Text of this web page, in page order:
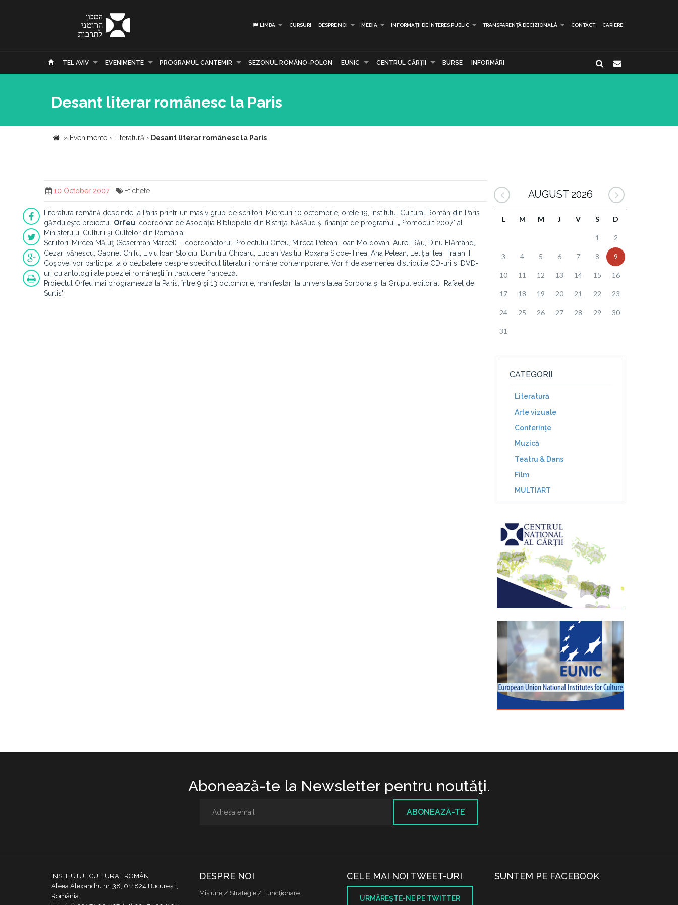
LIMBA CURSURI DESPRE NOI MEDIA INFORMAȚII DE INTERES PUBLIC TRANSPARENȚĂ DECIZIONALĂ CONTACT CARIERE
TEL AVIV EVENIMENTE PROGRAMUL CANTEMIR SEZONUL ROMÂNO-POLON EUNIC CENTRUL CĂRŢII BURSE INFORMĂRI
Desant literar românesc la Paris
» Evenimente › Literatură › Desant literar românesc la Paris
10 October 2007 Etichete
Literatura română descinde la Paris printr-un masiv grup de scriitori. Miercuri 10 octombrie, orele 19, Institutul Cultural Român din Paris
găzduieşte proiectul Orfeu , coordonat de Asociaţia Bibliopolis din Bistriţa-Năsăud şi finanţat de programul „Promocult 2007" al
Ministerului Culturii şi Cultelor din România.
Scriitorii Mircea Măluţ (Seserman Marcel) – coordonatorul Proiectului Orfeu, Mircea Petean, Ioan Moldovan, Aurel Rău, Dinu Flămând,
Cezar Ivănescu, Gabriel Chifu, Liviu Ioan Stoiciu, Dumitru Chioaru, Lucian Vasiliu, Roxana Sicoe-Tirea, Ana Petean, Letiţia Ilea, Traian T.
Coşovei vor participa la o dezbatere despre specificul literaturii române contemporane. Vor fi de asemenea distribuite CD-uri si DVD-
uri cu antologii ale poeziei româneşti în traducere franceză.
Proiectul Orfeu mai programează la Paris, între 9 şi 13 octombrie, manifestări la universitatea Sorbona şi la Grupul editorial „Rafael de
Surtis".
AUGUST 2026
L M M J V S D
1 2
3 4 5 6 7 8 9
10 11 12 13 14 15 16
17 18 19 20 21 22 23
24 25 26 27 28 29 30
31
CATEGORII
Literatură
Arte vizuale
Conferinţe
Muzică
Teatru & Dans
Film
MULTIART
Abonează-te la Newsletter pentru noutăţi.
ABONEAZĂ-TE
INSTITUTUL CULTURAL ROMÂN
Aleea Alexandru nr. 38, 011824 București,
România
DESPRE NOI
Misiune / Strategie / Funcţionare
CELE MAI NOI TWEET-URI
URMĂREŞTE-NE PE TWITTER
SUNTEM PE FACEBOOK